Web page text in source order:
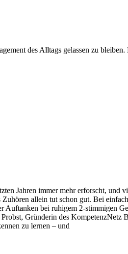
des Alltags gelassen zu bleiben.
Jahren immer mehr erforscht, und
allein tut schon gut. Bei
bei ruhigem 2-stimmigen
Gründerin des
zu lernen – und